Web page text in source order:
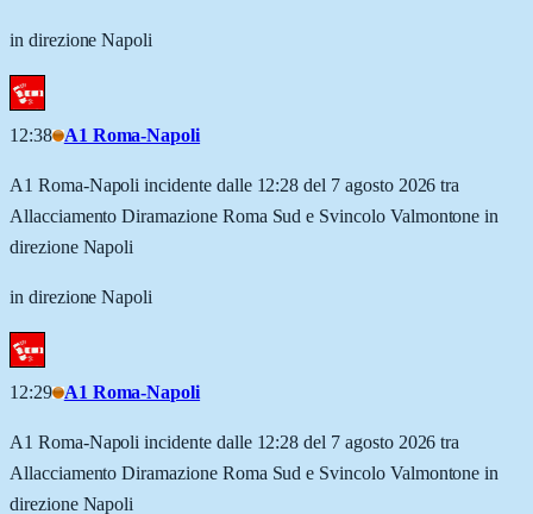
in direzione Napoli
12:38 A1 Roma-Napoli
A1 Roma-Napoli incidente dalle 12:28 del 7 agosto 2026 tra
Allacciamento Diramazione Roma Sud e Svincolo Valmontone in
direzione Napoli
in direzione Napoli
12:29 A1 Roma-Napoli
A1 Roma-Napoli incidente dalle 12:28 del 7 agosto 2026 tra
Allacciamento Diramazione Roma Sud e Svincolo Valmontone in
direzione Napoli